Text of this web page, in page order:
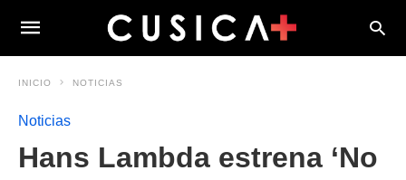
INICIO NOTICIAS
Noticias
Hans Lambda estrena ‘No